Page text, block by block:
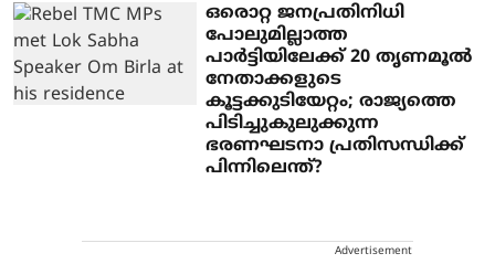
ഒരൊറ്റ ജനപ്രതിനിധി
പോലുമില്ലാത്ത
പാർട്ടിയിലേക്ക് 20 തൃണമൂൽ
നേതാക്കളുടെ
കൂട്ടക്കുടിയേറ്റം; രാജ്യത്തെ
പിടിച്ചുകുലുക്കുന്ന
ഭരണഘടനാ പ്രതിസന്ധിക്ക്
പിന്നിലെന്ത്?
Advertisement